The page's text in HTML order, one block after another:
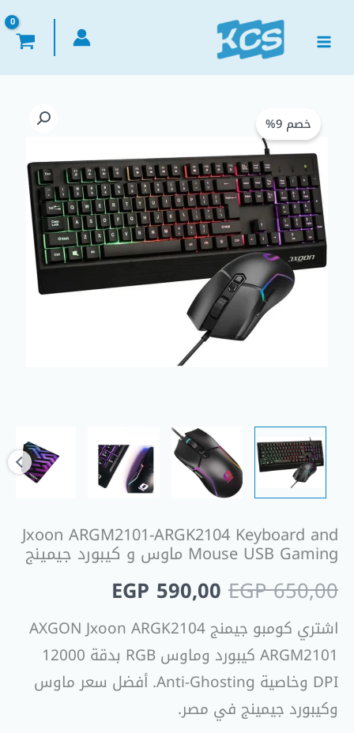
المحتوى
خصم 9%
Jxoon ARGM2101-ARGK2104 Keyboard and
Mouse USB Gaming ماوس و كيبورد جيمينج
EGP650,00
الأصلي
هو:
EGP 650,00.
EGP 590,00
الحالي
هو:
EGP 590,00.
اشتري كومبو جيمنج AXGON Jxoon ARGK2104
ARGM2101 كيبورد وماوس RGB بدقة 12000
DPI وخاصية Anti-Ghosting. أفضل سعر ماوس
وكيبورد جيمينج في مصر.
Jxoon
ARGM2101-
ARGK2104
Keyboard
and
Mouse
USB
Gaming